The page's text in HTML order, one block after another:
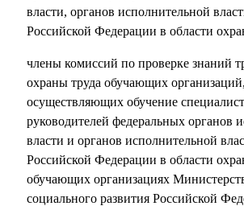
власти, органов исполнительной
Российской Федерации в области
члены комиссий по проверке знаний
охраны труда обучающих организаций,
осуществляющих обучение
руководителей федеральных органов
власти и органов исполнительной
Российской Федерации в области
обучающих организациях
социального развития Российской